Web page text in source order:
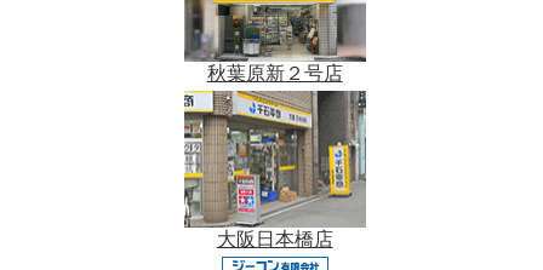
秋葉原新２号店
大阪日本橋店